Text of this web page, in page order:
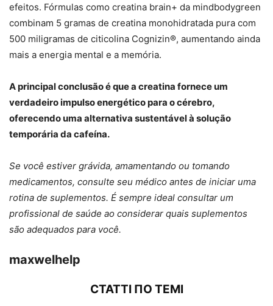
efeitos. Fórmulas como creatina brain+ da mindbodygreen
combinam 5 gramas de creatina monohidratada pura com
500 miligramas de citicolina Cognizin®, aumentando ainda
mais a energia mental e a memória.
A principal conclusão é que a creatina fornece um
verdadeiro impulso energético para o cérebro,
oferecendo uma alternativa sustentável à solução
temporária da cafeína.
Se você estiver grávida, amamentando ou tomando
medicamentos, consulte seu médico antes de iniciar uma
rotina de suplementos. É sempre ideal consultar um
profissional de saúde ao considerar quais suplementos
são adequados para você.
maxwelhelp
СТАТТІ ПО ТЕМІ